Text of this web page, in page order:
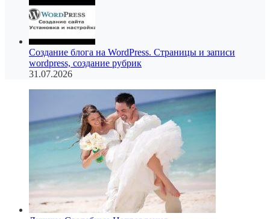
Создание блога на WordPress. Страницы и записи
wordpress, создание рубрик
31.07.2026